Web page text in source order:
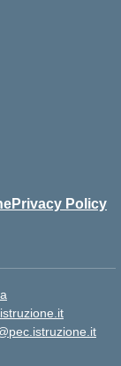
Privacy Policy